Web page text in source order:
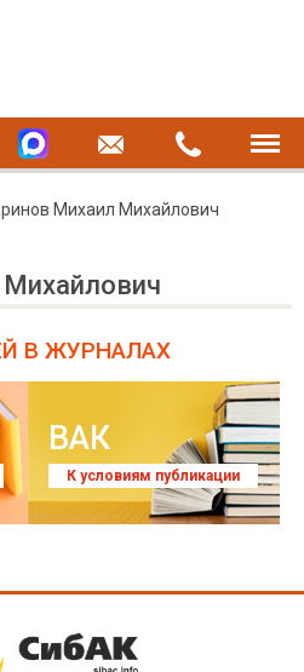
Михаил Михайлович
В ЖУРНАЛАХ
ВАК
К условиям публикации